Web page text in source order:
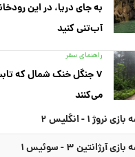
به جای دریا، در این
آب‌تنی کنید
راهنمای سفر
۷ جنگل خنک شمال که
می‌کنند
۱ - انگلیس ۲
۳ - سوئیس ۱